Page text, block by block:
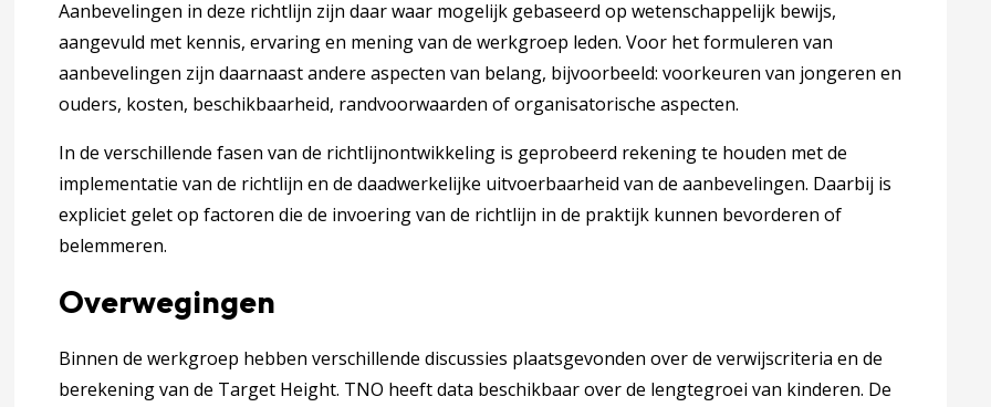
Aanbevelingen in deze richtlijn zijn daar waar mogelijk gebaseerd op wetenschappelijk bewijs,
aangevuld met kennis, ervaring en mening van de werkgroep leden. Voor het formuleren van
aanbevelingen zijn daarnaast andere aspecten van belang, bijvoorbeeld: voorkeuren van jongeren en
ouders, kosten, beschikbaarheid, randvoorwaarden of organisatorische aspecten.
In de verschillende fasen van de richtlijnontwikkeling is geprobeerd rekening te houden met de
implementatie van de richtlijn en de daadwerkelijke uitvoerbaarheid van de aanbevelingen. Daarbij is
expliciet gelet op factoren die de invoering van de richtlijn in de praktijk kunnen bevorderen of
belemmeren.
Overwegingen
Binnen de werkgroep hebben verschillende discussies plaatsgevonden over de verwijscriteria en de
berekening van de Target Height. TNO heeft data beschikbaar over de lengtegroei van kinderen. De